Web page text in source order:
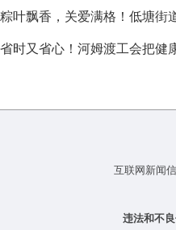
省时又省心！河姆渡工会把健
互联网新闻
违法和不